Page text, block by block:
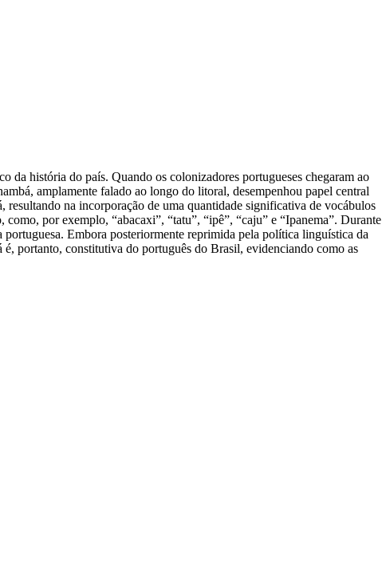
da história do país. Quando os colonizadores portugueses chegaram ao
amplamente falado ao longo do litoral, desempenhou papel central
resultando na incorporação de uma quantidade significativa de vocábulos
por exemplo, “abacaxi”, “tatu”, “ipê”, “caju” e “Ipanema”. Durante
Embora posteriormente reprimida pela política linguística da
portanto, constitutiva do português do Brasil, evidenciando como as